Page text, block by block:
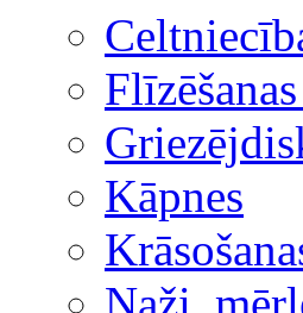
Kāpnes